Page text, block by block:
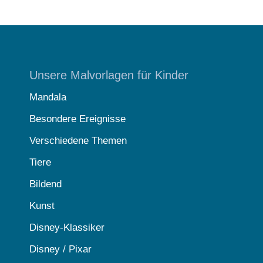
Unsere Malvorlagen für Kinder
Mandala
Besondere Ereignisse
Verschiedene Themen
Tiere
Bildend
Kunst
Disney-Klassiker
Disney / Pixar